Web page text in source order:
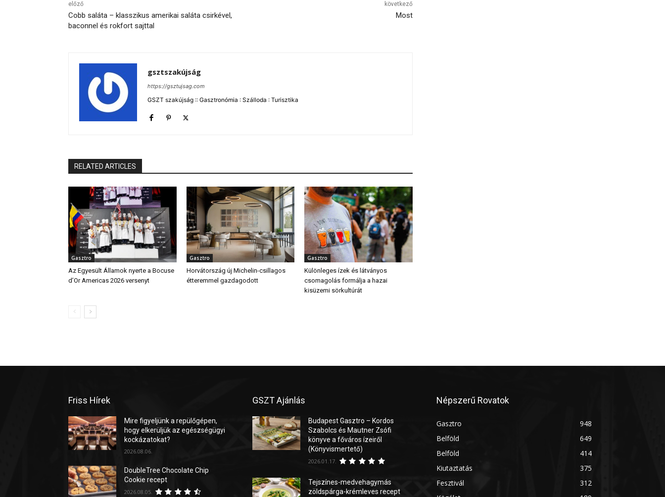
előző
Cobb saláta – klasszikus amerikai saláta csirkével,
baconnel és rokfort sajttal
következő
Most
gsztszakújság
https://gsztujsag.com
GSZT szakújság :: Gasztronómia : Szálloda : Turisztika
RELATED ARTICLES
Gasztro
Az Egyesült Államok nyerte a Bocuse
d’Or Americas 2026 versenyt
Gasztro
Horvátország új Michelin-csillagos
étteremmel gazdagodott
Gasztro
Különleges ízek és látványos
csomagolás formálja a hazai
kisüzemi sörkultúrát
Friss Hírek
Mire figyeljünk a repülőgépen,
hogy elkerüljük az egészségügyi
kockázatokat?
2026.08.06.
DoubleTree Chocolate Chip
Cookie recept
2026.08.05.
GSZT Ajánlás
Budapest Gasztro – Kordos
Szabolcs és Mautner Zsófi
könyve a főváros ízeiről
(Könyvismertető)
2026.01.17.
Tejszínes-medvehagymás
zöldspárga-krémleves recept
Népszerű Rovatok
Gasztro
948
Belföld
649
Belföld
414
Kiutaztatás
375
Fesztivál
312